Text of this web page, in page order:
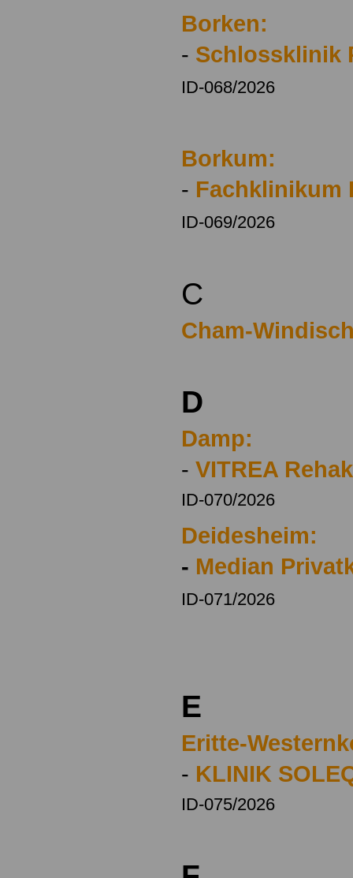
Borken:
- Schlossklinik
ID-068/2026
Borkum:
- Fachklinikum
ID-069/2026
C
Cham-
D
Damp:
- VITREA
ID-070/2026
Deidesheim:
- Median
ID-071/2026
E
Eritte-
- KLINIK
ID-075/2026